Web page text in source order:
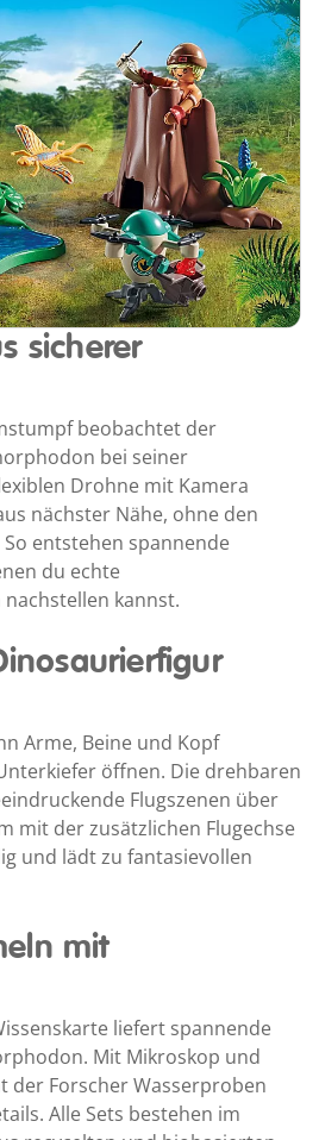
sicherer
beobachtet der
bei seiner
Drohne mit Kamera
nächster Nähe, ohne den
entstehen spannende
du echte
kannst.
Arme, Beine und Kopf
öffnen. Die drehbaren
Flugszenen über
mit der zusätzlichen Flugechse
und lädt zu fantasievollen
mit
liefert spannende
Mit Mikroskop und
der Forscher Wasserproben
Alle Sets bestehen im